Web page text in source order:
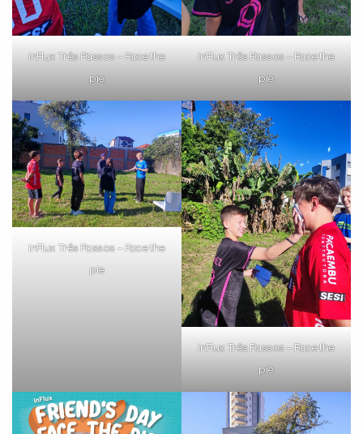
inFlux Três Passos – Face the
pie
inFlux Três Passos – Face the
pie
inFlux Três Passos – Face the
pie
inFlux Três Passos – Face the
pie